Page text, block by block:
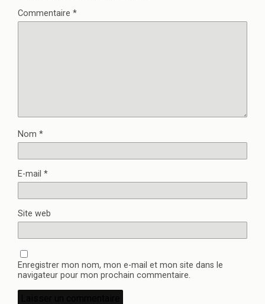
Commentaire *
Nom *
E-mail *
Site web
Enregistrer mon nom, mon e-mail et mon site dans le
navigateur pour mon prochain commentaire.